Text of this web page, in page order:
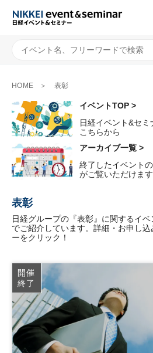
HOME 表彰
イベントTOP >
日経イベント&セ
こちらから
アーカイブ一覧 >
終了したイベント
がご覧いただけます
表彰
日経グループの『表彰』に関するイ
でご紹介しています。詳細・お申し
ーをクリック！
開催
終了